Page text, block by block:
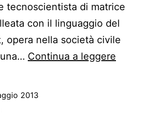
tecnoscientista di matrice
con il linguaggio del
opera nella società civile
Continua a leggere
2013